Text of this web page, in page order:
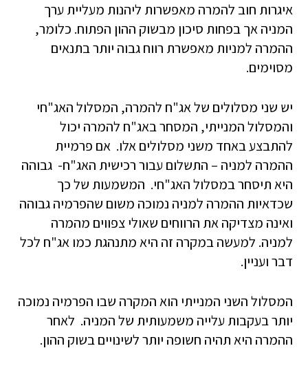
איגרות חוב להמרה מאפשרות ליהנות מעליית ערך
המניה אך בפחות סיכון מבשוק ההון הפתוח. כלומר,
ההמרה למניות מאפשרת רווח גבוה יותר בתנאים
מסוימים.
יש שני מסלולים של אג"ח להמרה, המסלול האג"חי
והמסלול המנייתי, המסחר באג"ח להמרה יכול
להתבצע באחד משני מסלולים אלו. אם פרמיית
ההמרה למניה – התשלום עבור רכישית האג"ח- גבוהה
היא תיסחר במסלול האג"חי. המשמעות של כך
שכדאיות ההמרה למניה נמוכה משום שהפרמיה גבוהה
ואינה מצדיקה את הרווחים שאולי צפווים מהמרה
למניה. למעשה במקרה זה היא מתנהגת כמו אג"ח לכל
דבר ועניין.
המסלול השני המנייתי הוא המקרה שבו הפרמיה נמוכה
יותר בעקבות עלייה משמעותית של המניה. לאחר
ההמרה היא תהיה חשופה יותר לשינויים בשוק ההון.